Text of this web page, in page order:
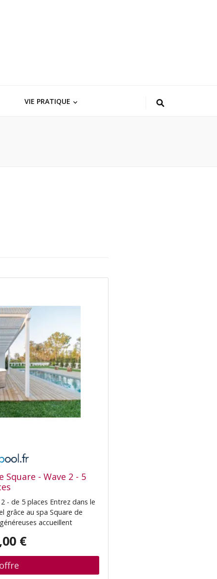
VIE PRATIQUE
Square - Wave 2 - 5
- de 5 places Entrez dans le
grâce au spa Square de
accueillent
ou des 2 postes relaxants,
€